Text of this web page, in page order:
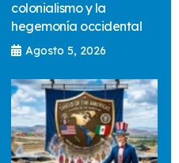
colonialismo y la
hegemonía occidental
Agosto 5, 2026